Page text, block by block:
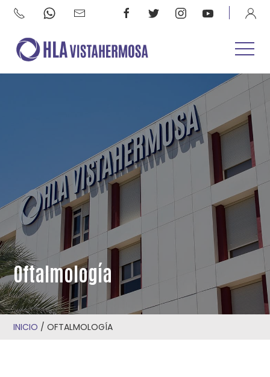
Oftalmología
INICIO /OFTALMOLOGÍA